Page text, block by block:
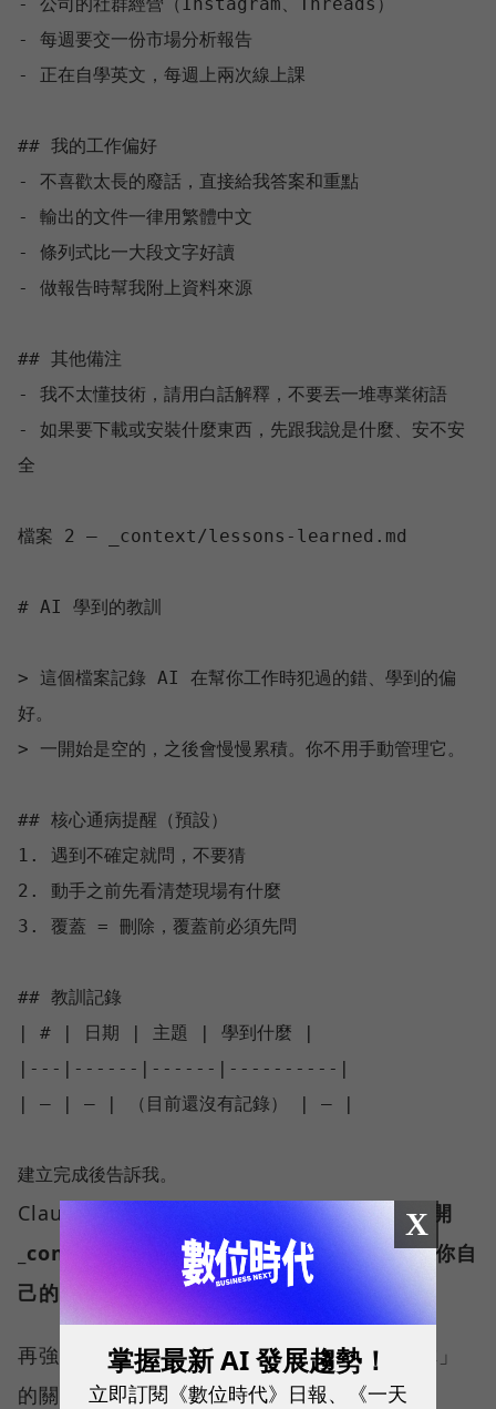
- 每週要交一份市場分析報告
- 正在自學英文，每週上兩次線上課
## 我的工作偏好
- 不喜歡太長的廢話，直接給我答案和重點
- 輸出的文件一律用繁體中文
- 條列式比一大段文字好讀
- 做報告時幫我附上資料來源
## 其他備注
- 我不太懂技術，請用白話解釋，不要丟一堆專業術語
- 如果要下載或安裝什麼東西，先跟我說是什麼、安不安
全
檔案 2 — _context/lessons-learned.md
# AI 學到的教訓
> 這個檔案記錄 AI 在幫你工作時犯過的錯、學到的偏
好。
> 一開始是空的，之後會慢慢累積。你不用手動管理它。
## 核心通病提醒（預設）
1. 遇到不確定就問，不要猜
2. 動手之前先看清楚現場有什麼
3. 覆蓋 = 刪除，覆蓋前必須先問
## 教訓記錄
| # | 日期 | 主題 | 學到什麼 |
|---|------|------|----------|
| — | — | （目前還沒有記錄） | — |
Claude 建好這兩個檔案後，
用文字編輯器打開
_context/about-me.md，把範本內容改成你自
己的真實資訊。
再強調一次，這是整套系統能否真正「記住你」
的關鍵，填得越具體效果越好。
X
掌握最新 AI 發展趨勢！
立即訂閱《數位時代》日報、《一天